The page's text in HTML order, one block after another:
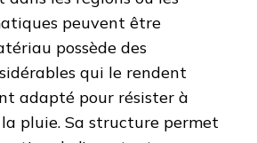
peuvent être
possède des
qui le rendent
adapté pour résister à
pluie. Sa structure permet